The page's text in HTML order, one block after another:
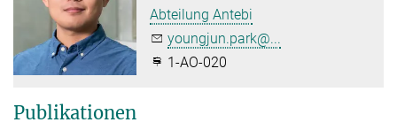
Abteilung Antebi
youngjun.park@...
1-AO-020
Publikationen